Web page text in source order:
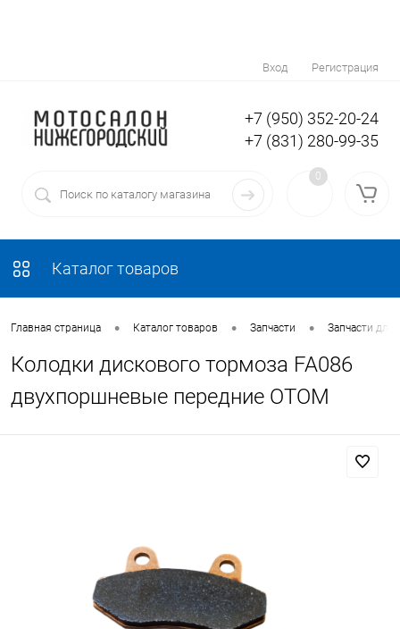
Вход Регистрация
+7 (950) 352-20-24
+7 (831) 280-99-35
0
Каталог товаров
Главная страница • Каталог товаров • Запчасти • Запчасти для
Колодки дискового тормоза FA086
двухпоршневые передние ОТОМ